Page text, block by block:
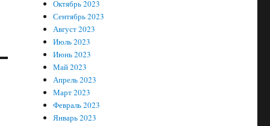
Октябрь 2023
Сентябрь 2023
Август 2023
Июль 2023
Июнь 2023
Май 2023
Апрель 2023
Март 2023
Февраль 2023
Январь 2023